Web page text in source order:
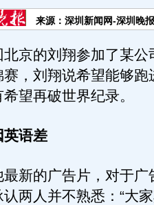
来源：深圳新闻网-深圳晚报
的刘翔参加了某公
，刘翔说希望能够跑
望再破世界纪录。
语差
的广告片，对于广
两人并不熟悉：“大